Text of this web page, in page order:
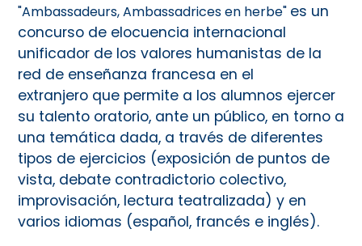
"Ambassadeurs, Ambassadrices en herbe" es un
concurso de elocuencia internacional
unificador de los valores humanistas de la
red de enseñanza francesa en el
extranjero que permite a los alumnos ejercer
su talento oratorio, ante un público, en torno a
una temática dada, a través de diferentes
tipos de ejercicios (exposición de puntos de
vista, debate contradictorio colectivo,
improvisación, lectura teatralizada) y en
varios idiomas (español, francés e inglés).